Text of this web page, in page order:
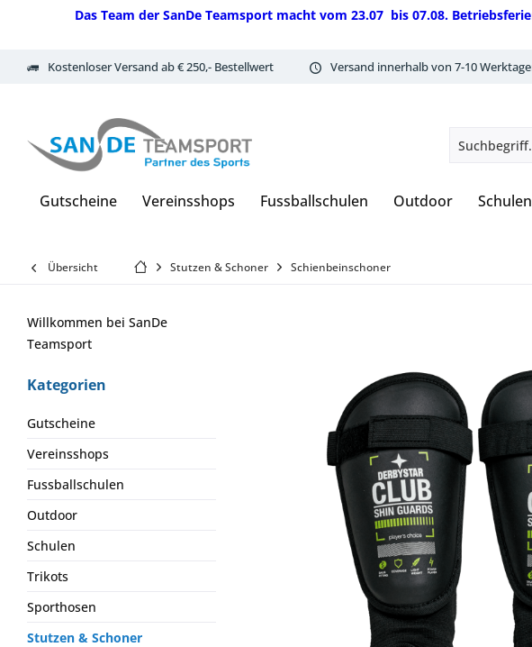
Das Team der SanDe Teamsport macht vom 23.07 bis 07.08.
Kostenloser Versand ab € 250,- Bestellwert Versand innerhalb von 7-10
Gutscheine Vereinsshops Fussballschulen Outdoor Schulen
Übersicht Stutzen & Schoner Schienbeinschoner
Willkommen bei SanDe
Teamsport
Kategorien
Gutscheine
Vereinsshops
Fussballschulen
Outdoor
Schulen
Trikots
Sporthosen
Stutzen & Schoner